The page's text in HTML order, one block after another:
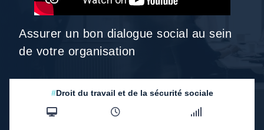
Assurer un bon dialogue social au sein
de votre organisation
#Droit du travail et de la sécurité sociale